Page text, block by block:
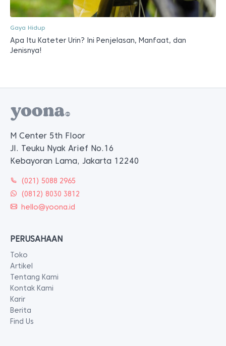
Gaya Hidup
Apa Itu Kateter Urin? Ini Penjelasan, Manfaat, dan
Jenisnya!
M Center 5th Floor
Jl. Teuku Nyak Arief No.16
Kebayoran Lama, Jakarta 12240
(021) 5088 2965
(0812) 8030 3812
hello@yoona.id
PERUSAHAAN
Toko
Artikel
Tentang Kami
Kontak Kami
Karir
Berita
Find Us